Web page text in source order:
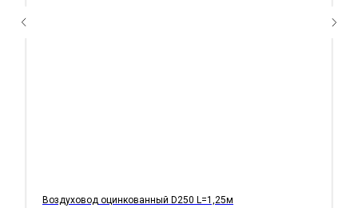
Воздуховод оцинкованный D250 L=1,25м